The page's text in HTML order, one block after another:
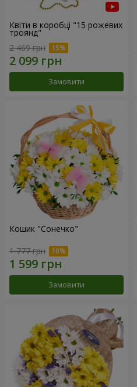
Квіти в коробці "15 рожевих
троянд"
2 469 грн
Замовити
Кошик "Сонечко"
1 777 грн
Замовити